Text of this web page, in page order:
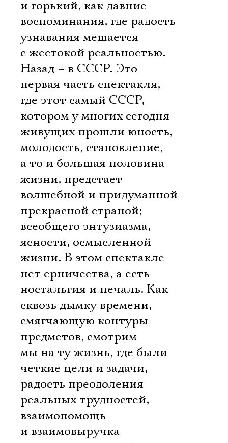
и горький, как давние
воспоминания, где радость
узнавания мешается
с жестокой реальностью.
Назад – в СССР. Это
первая часть спектакля,
где этот самый СССР,
котором у многих сегодня
живущих прошли юность,
молодость, становление,
а то и большая половина
жизни, предстает
волшебной и придуманной
прекрасной страной;
всеобщего энтузиазма,
ясности, осмысленной
жизни. В этом спектакле
нет ерничества, а есть
ностальгия и печаль. Как
сквозь дымку времени,
смягчающую контуры
предметов, смотрим
мы на ту жизнь, где были
четкие цели и задачи,
радость преодоления
реальных трудностей,
взаимопомощь
и взаимовыручка